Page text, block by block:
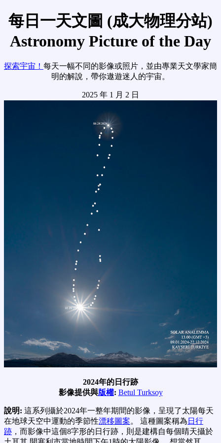
每日一天文圖 (成大物理分站)
Astronomy Picture of the Day
探索宇宙！ 每天一幅不同的影像或照片，並由專業天文學家簡
明的解說，帶你遨遊迷人的宇宙。
2025 年 1 月 2 日
2024年的日行跡
影像提供與版權: Betul Turksoy
說明: 這系列攝於2024年一整年期間的影像，呈現了太陽每天
在地球天空中運動的季節性漂移圖案。 這種圖案稱為 日行
跡 ，而影像中這個8字形的日行跡，則是建構自每個睛天攝於